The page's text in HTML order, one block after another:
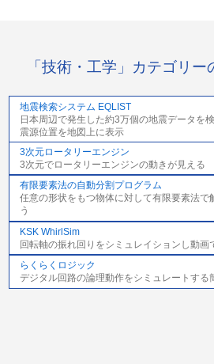
「技術・工学」カテゴリ
地震検索システム EQLIST
日本周辺で発生した約3万個の地震データを
震源位置を地図上に表示
3次元ロータリーエンジン
3次元でロータリーエンジンの動きが見える
有限要素法の自動分割プログラム
任意の形状をもつ物体に対して有限要素法で
う
KSK WhirlSim
回転軸の振れ回りをシミュレイションし動画
らくらくロジック
デジタル回路の論理動作をシミュレートする